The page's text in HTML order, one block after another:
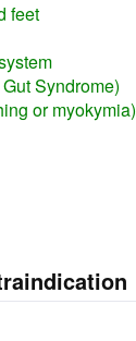
feet
Syndrome)
or myokymia)